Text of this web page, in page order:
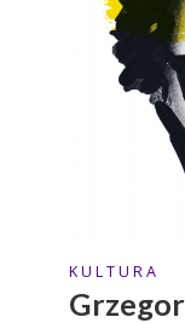
K U L T U R A